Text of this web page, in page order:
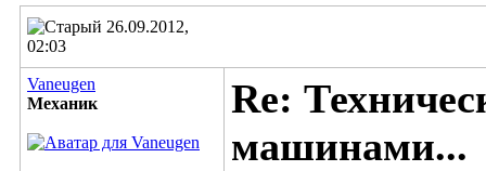
26.09.2012,
02:03
Vaneugen
Механик
Re:
машинами...